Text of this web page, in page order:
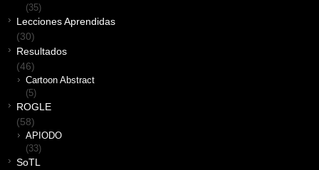
(35)
Lecciones Aprendidas
(30)
Resultados
(46)
Cartoon Abstract
(5)
ROGLE
(58)
APIODO
(33)
SoTL